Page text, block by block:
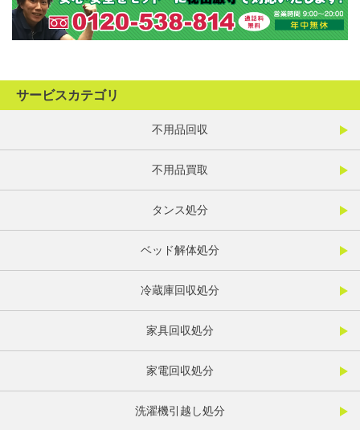
サービスカテゴリ
不用品回収
不用品買取
タンス処分
ベッド解体処分
冷蔵庫回収処分
家具回収処分
家電回収処分
洗濯機引越し処分